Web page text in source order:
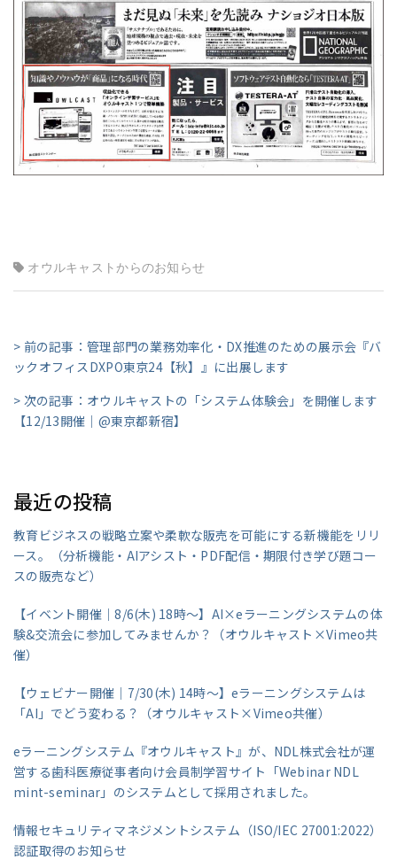
オウルキャストからのお知らせ
> 前の記事：管理部門の業務効率化・DX推進のための展示会『バ
ックオフィスDXPO東京24【秋】』に出展します
> 次の記事：オウルキャストの「システム体験会」を開催します
【12/13開催｜@東京都新宿】
最近の投稿
教育ビジネスの戦略立案や柔軟な販売を可能にする新機能をリリ
ース。（分析機能・AIアシスト・PDF配信・期限付き学び題コー
スの販売など）
【イベント開催｜8/6(木) 18時～】AI×eラーニングシステムの体
験&交流会に参加してみませんか？（オウルキャスト×Vimeo共
催）
【ウェビナー開催｜7/30(木) 14時～】eラーニングシステムは
「AI」でどう変わる？（オウルキャスト×Vimeo共催）
eラーニングシステム『オウルキャスト』が、NDL株式会社が運
営する歯科医療従事者向け会員制学習サイト「Webinar NDL
mint-seminar」のシステムとして採用されました。
情報セキュリティマネジメントシステム（ISO/IEC 27001:2022）
認証取得のお知らせ